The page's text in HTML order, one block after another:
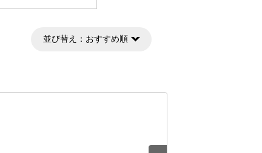
並び替え： おすすめ順